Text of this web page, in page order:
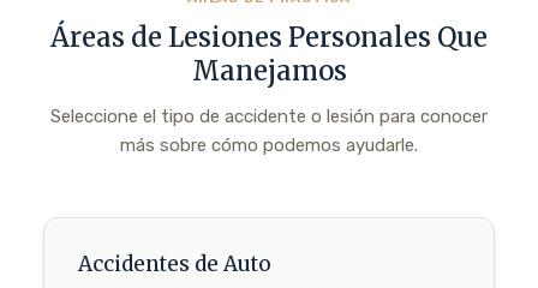
Áreas de Lesiones Personales Que
Manejamos
Seleccione el tipo de accidente o lesión para conocer
más sobre cómo podemos ayudarle.
Accidentes de Auto